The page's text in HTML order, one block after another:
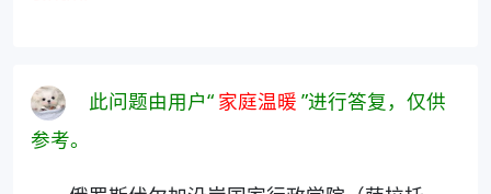
此问题由用户“ 家庭温暖 ”进行答复，仅供
参考。